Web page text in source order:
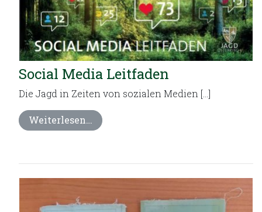
Social Media Leitfaden
Die Jagd in Zeiten von sozialen Medien […]
Weiterlesen…